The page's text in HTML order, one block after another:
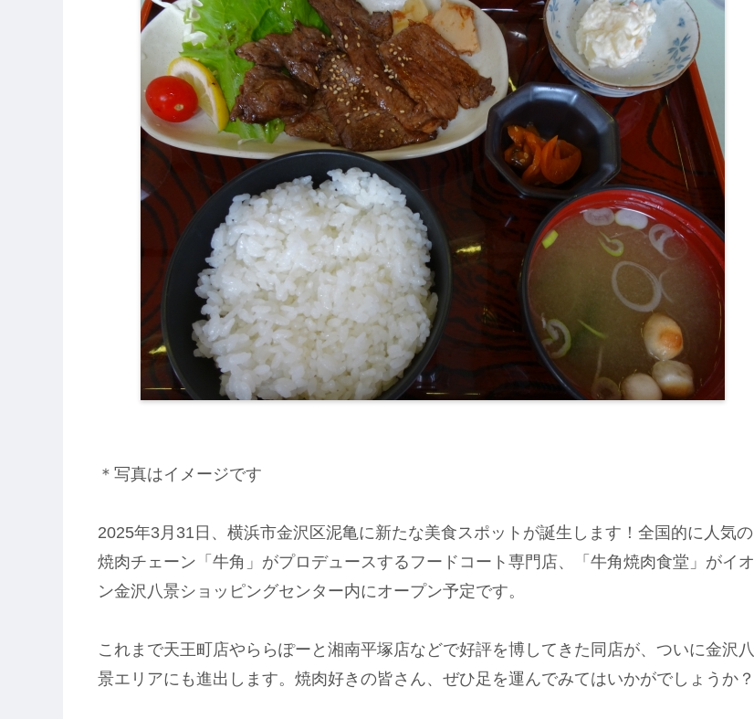
＊写真はイメージです
2025年3月31日、横浜市金沢区泥亀に新たな美食スポットが誕生します！全国的に人気の
焼肉チェーン「牛角」がプロデュースするフードコート専門店、「牛角焼肉食堂」がイオ
ン金沢八景ショッピングセンター内にオープン予定です。
これまで天王町店やららぽーと湘南平塚店などで好評を博してきた同店が、ついに金沢八
景エリアにも進出します。焼肉好きの皆さん、ぜひ足を運んでみてはいかがでしょうか？